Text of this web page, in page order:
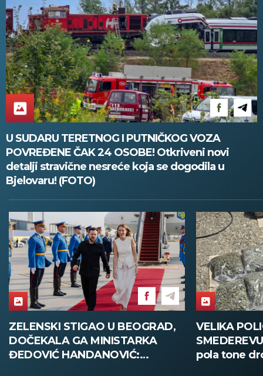
U SUDARU TERETNOG I PUTNIČKOG VOZA
POVREĐENE ČAK 24 OSOBE! Otkriveni novi
detalji stravične nesreće koja se dogodila u
Bjelovaru! (FOTO)
ZELENSKI STIGAO U BEOGRAD,
DOČEKALA GA MINISTARKA
ĐEDOVIĆ HANDANOVIĆ:
VELIKA
pola tone